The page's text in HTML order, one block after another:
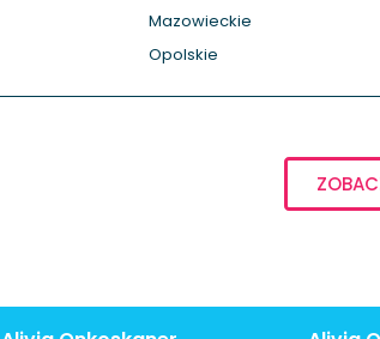
Mazowieckie
Opolskie